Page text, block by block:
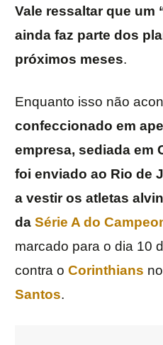
Vale ressaltar que um
ainda faz parte dos
próximos meses.
Enquanto isso não
confeccionado em
empresa, sediada em
foi enviado ao Rio de
a vestir os atletas
da Série A do
marcado para o dia 10
contra o Corinthians no
Santos.